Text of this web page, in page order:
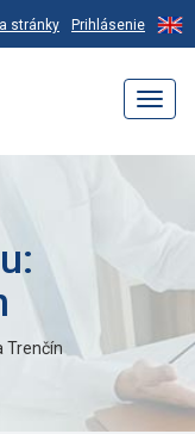
stránky Prihlásenie
Trenčín